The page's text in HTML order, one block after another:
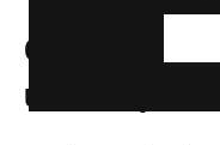
usar os